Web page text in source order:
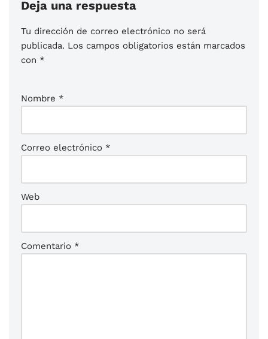
Deja una respuesta
Tu dirección de correo electrónico no será
publicada. Los campos obligatorios están marcados
con *
Nombre *
Correo electrónico *
Web
Comentario *